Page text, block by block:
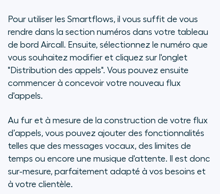
Pour utiliser les Smartflows, il vous suffit de vous
rendre dans la section numéros dans votre tableau
de bord Aircall. Ensuite, sélectionnez le numéro que
vous souhaitez modifier et cliquez sur l'onglet
"Distribution des appels". Vous pouvez ensuite
commencer à concevoir votre nouveau flux
d'appels.
Au fur et à mesure de la construction de votre flux
d’appels, vous pouvez ajouter des fonctionnalités
telles que des messages vocaux, des limites de
temps ou encore une musique d'attente. Il est donc
sur-mesure, parfaitement adapté à vos besoins et
à votre clientèle.